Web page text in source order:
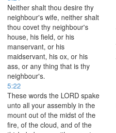
Neither shalt thou desire thy
neighbour's wife, neither shalt
thou covet thy neighbour's
house, his field, or his
manservant, or his
maidservant, his ox, or his
ass, or any thing that is thy
neighbour's.
5:22
These words the LORD spake
unto all your assembly in the
mount out of the midst of the
fire, of the cloud, and of the